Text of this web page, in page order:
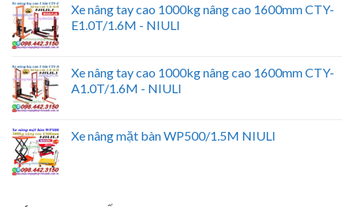
Xe nâng tay cao 1000kg nâng cao 1600mm CTY-
E1.0T/1.6M - NIULI
Xe nâng tay cao 1000kg nâng cao 1600mm CTY-
A1.0T/1.6M - NIULI
Xe nâng mặt bàn WP500/1.5M NIULI